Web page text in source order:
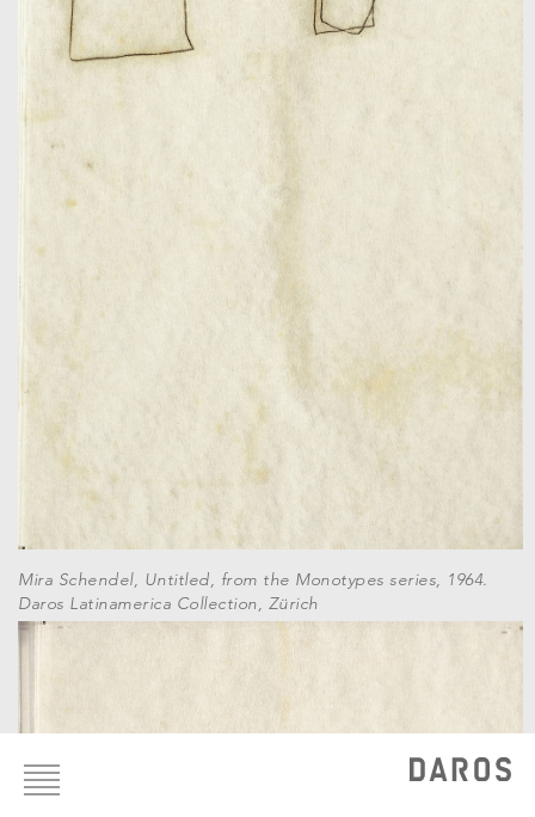
Mira Schendel, Untitled, from the Monotypes series, 1964.
Daros Latinamerica Collection, Zürich
Footer
menu